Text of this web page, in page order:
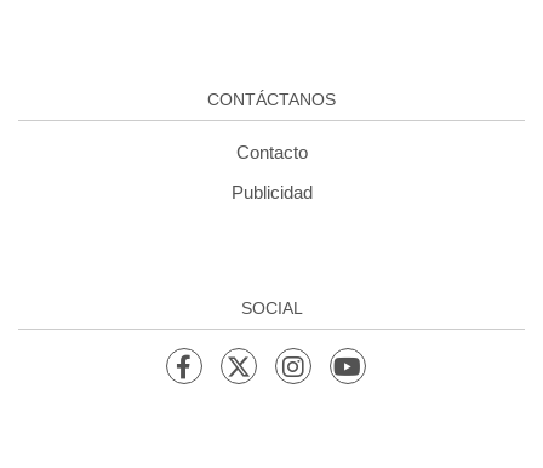
CONTÁCTANOS
Contacto
Publicidad
SOCIAL